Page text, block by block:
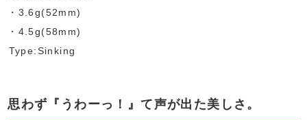
・3.6g(52mm)
・4.5g(58mm)
⁡Type:Sinking
思わず『うわーっ！』て声が出た美しさ。